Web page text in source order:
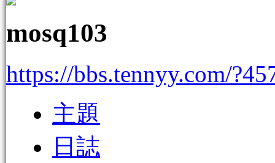
mosq103
https://bbs.tennyy.com/
主題
日誌